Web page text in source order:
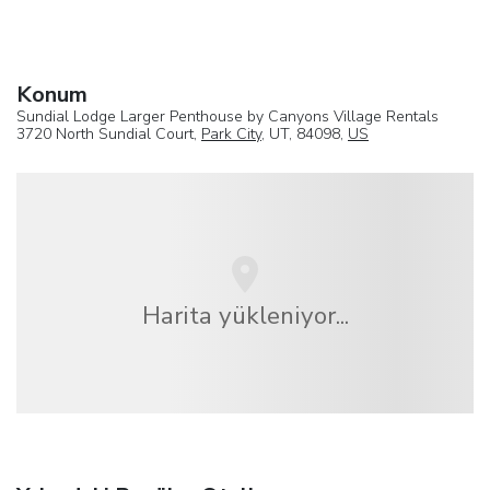
Konum
Sundial Lodge Larger Penthouse by Canyons Village Rentals
3720 North Sundial Court, Park City, UT, 84098, US
Harita yükleniyor...